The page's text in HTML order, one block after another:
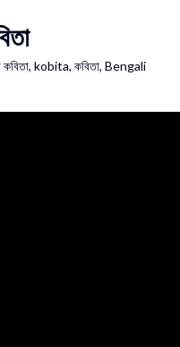
kobita, কবিতা, Bengali